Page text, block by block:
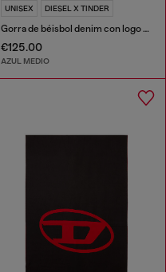
UNISEX DIESEL X TINDER
Gorra de béisbol denim con logo For Successful Loving
€125.00
AZUL MEDIO